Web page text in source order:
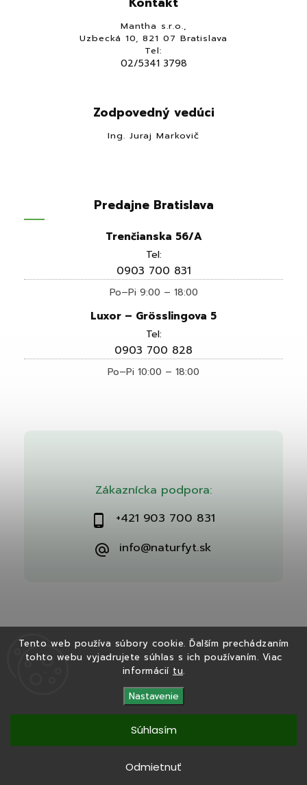
Tento web používa súbory cookie. Ďalším prechádzaním
tohto webu vyjadrujete súhlas s ich používaním. Viac
informácií tu.
Nastavenie
Odmietnuť
Súhlasím
Zákaznícka podpora:
+421 903 700 831
info@naturfyt.sk
Mantha s.r.o.,
Uzbecká 10, 821 07 Bratislava
Tel:
02/5341 3798
Zodpovedný vedúci
Ing. Juraj Markovič
Predajne Bratislava
Trenčianska 56/A
Tel:
0903 700 831
Po–Pi 9:00 – 18:00
Luxor – Grösslingova 5
Tel:
0903 700 828
Po–Pi 10:00 – 18:00
Copyright 2026Naturfyt.sk. Všetky práva vyhradené.
| Design